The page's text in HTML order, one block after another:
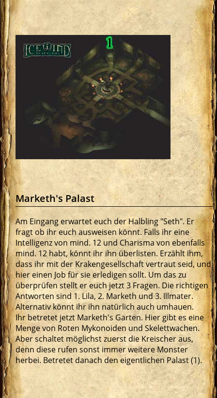
Marketh's Palast
Am Eingang erwartet euch der Halbling "Seth". Er
fragt ob ihr euch ausweisen könnt. Falls ihr eine
Intelligenz von mind. 12 und Charisma von ebenfalls
mind. 12 habt, könnt ihr ihn überlisten. Erzählt ihm,
dass ihr mit der Krakengesellschaft vertraut seid, und
hier einen Job für sie erledigen sollt. Um das zu
überprüfen stellt er euch jetzt 3 Fragen. Die richtigen
Antworten sind 1. Lila, 2. Marketh und 3. Illmater.
Alternativ könnt ihr ihn natürlich auch umhauen.
Ihr betretet jetzt Marketh's Garten. Hier gibt es eine
Menge von Roten Mykonoiden und Skelettwachen.
Aber schaltet möglichst zuerst die Kreischer aus,
denn diese rufen sonst immer weitere Monster
herbei. Betretet danach den eigentlichen Palast (1).